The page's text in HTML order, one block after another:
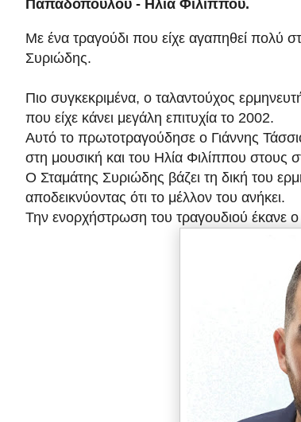
Παπαδόπουλου - Ηλία Φιλίππου.
Με ένα τραγούδι που είχε αγαπηθεί πολύ
Συριώδης.
Πιο συγκεκριμένα, ο ταλαντούχος
που είχε κάνει μεγάλη επιτυχία το 2002.
Αυτό το πρωτοτραγούδησε ο Γιάννης
στη μουσική και του Ηλία Φιλίππου στους
Ο Σταμάτης Συριώδης βάζει τη δική του
αποδεικνύοντας ότι το μέλλον του ανήκει.
Την ενορχήστρωση του τραγουδιού έκανε